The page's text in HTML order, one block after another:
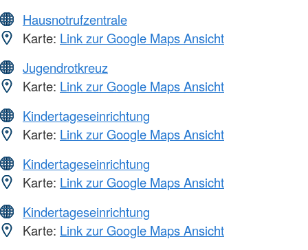
Hausnotrufzentrale
Karte: Link zur Google Maps Ansicht
Jugendrotkreuz
Karte: Link zur Google Maps Ansicht
Kindertageseinrichtung
Karte: Link zur Google Maps Ansicht
Kindertageseinrichtung
Karte: Link zur Google Maps Ansicht
Kindertageseinrichtung
Karte: Link zur Google Maps Ansicht